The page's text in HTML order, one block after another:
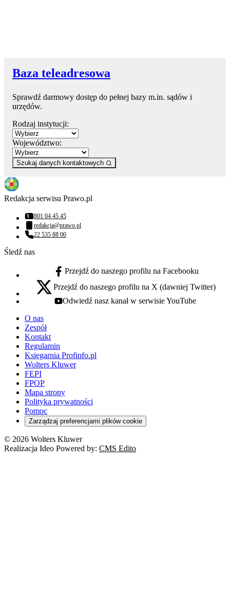
Baza teleadresowa
Sprawdź darmowy dostęp do pełnej bazy m.in. sądów i
urzędów.
Rodzaj instytucji:
Województwo:
Szukaj danych kontaktowych
Redakcja serwisu Prawo.pl
Numer telefonu:
801 04 45 45
Adres email:
redakcja@prawo.pl
Numer telefonu:
22 535 88 00
Śledź nas
facebook - otwiera się w nowej karcie
Przejdź do naszego profilu na Facebooku
x - otwiera się w nowej karcie
Przejdź do naszego profilu na X (dawniej Twitter)
youtube - otwiera się w nowej karcie
Odwiedź nasz kanał w serwisie YouTube
O nas
Zespół
Kontakt
Regulamin
Księgarnia Profinfo.pl
Wolters Kluwer
FEPI
FPOP
Mapa strony
Polityka prywatności
Pomoc
Zarządzaj preferencjami plików cookie
© 2026 Wolters Kluwer
Realizacja Ideo Powered by: CMS Edito